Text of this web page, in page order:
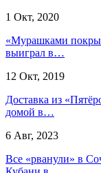
1 Окт, 2020
«Мурашками
выиграл в…
12 Окт, 2019
Доставка из
домой в…
6 Авг, 2023
Все «рванули» в